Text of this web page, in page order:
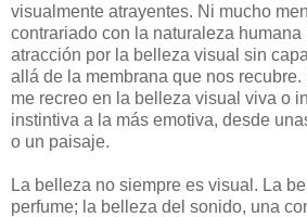
visualmente atrayentes. Ni mucho
contrariado con la naturaleza humana
atracción por la belleza visual sin
allá de la membrana que nos
me recreo en la belleza visual viva o
instintiva a la más emotiva, desde
o un paisaje.
La belleza no siempre es visual. La
perfume; la belleza del sonido, una